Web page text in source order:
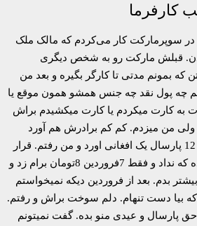
کارفرما
در سوپرمارکت کار می‌کردم که مالک ملک
قبلش مارکت رو به شخص دیگری
که بمونم مدتی تا کارگر بگیره و بعد من
چه پول نقد چه جنس همشو همون موقع یا
به کارت میکردم یا کارت میکشیدم براش
ولی من میزدم. کم کم برادرش هم آورد
اونجا کار میکنه. اواخر برج 12 پارسال یک افغانی اورد و من رفتم. قرار
بود ماهی 10میلیون بهم بده که نداد و فقط 7فروردین 8تومان برام زد و
بدم. بعد از فروردین دیکه نمیخواستم
بیا دست تنهام. دلم سوخت براش و رفتم.
13میلیون+حق پارسال و عیدی منو بده. گفت نمیتونم